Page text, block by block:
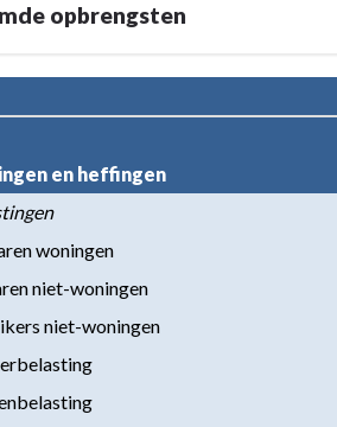
opbrengsten
en heffingen
woningen
niet-woningen
niet-woningen